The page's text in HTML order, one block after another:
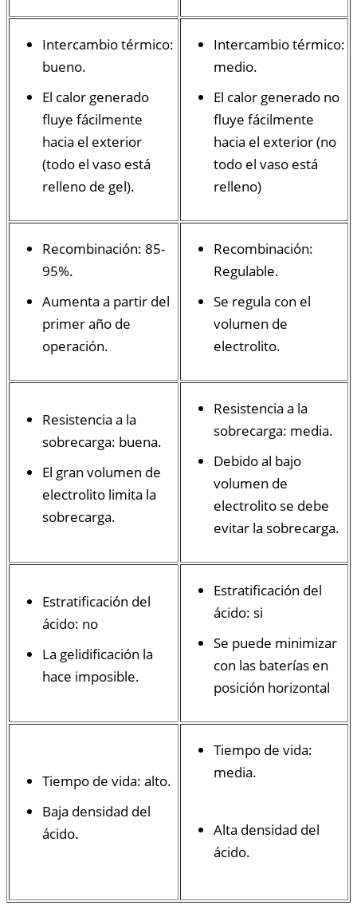
Intercambio térmico:
bueno.
El calor generado
fluye fácilmente
hacia el exterior
(todo el vaso está
relleno de gel).
Intercambio térmico:
medio.
El calor generado no
fluye fácilmente
hacia el exterior (no
todo el vaso está
relleno)
Recombinación: 85-
95%.
Aumenta a partir del
primer año de
operación.
Recombinación:
Regulable.
Se regula con el
volumen de
electrolito.
Resistencia a la
sobrecarga: buena.
El gran volumen de
electrolito limita la
sobrecarga.
Resistencia a la
sobrecarga: media.
Debido al bajo
volumen de
electrolito se debe
evitar la sobrecarga.
Estratificación del
ácido: no
La gelidificación la
hace imposible.
Estratificación del
ácido: si
Se puede minimizar
con las baterías en
posición horizontal
Tiempo de vida: alto.
Baja densidad del
ácido.
Tiempo de vida:
media.
Alta densidad del
ácido.